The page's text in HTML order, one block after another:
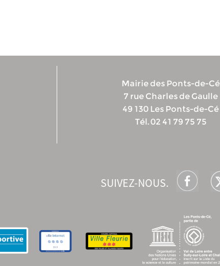
Mairie des Ponts-de-Cé
7 rue Charles de Gaulle
49 130 Les Ponts-de-Cé
Tél. 02 41 79 75 75
SUIVEZ-NOUS.